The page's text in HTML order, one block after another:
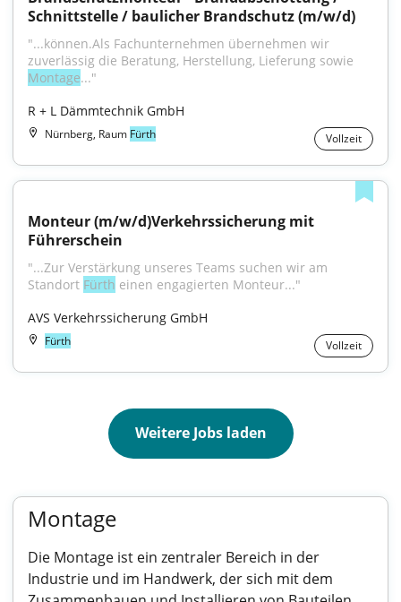
Schnittstelle / baulicher Brandschutz (m/w/d)
"...können.Als Fachunternehmen übernehmen wir
Montage..."
R + L Dämmtechnik GmbH
Nürnberg, Raum Fürth Vollzeit
Monteur (m/w/d)Verkehrssicherung mit
Führerschein
"...Zur Verstärkung unseres Teams suchen wir am
Standort Fürth einen engagierten Monteur..."
AVS Verkehrssicherung GmbH
Fürth Vollzeit
Weitere Jobs laden
Montage
Die Montage ist ein zentraler Bereich in der
Industrie und im Handwerk, der sich mit dem